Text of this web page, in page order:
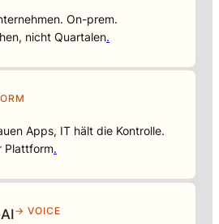
On-prem.
nicht Quartalen.
Apps, IT hält die Kontrolle.
Plattform.
→ VOICE